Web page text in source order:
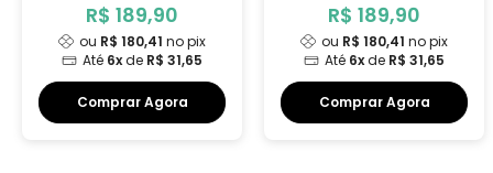
R$ 189,90
ou R$ 180,41 no pix
Até 6xde R$ 31,65
Comprar Agora
R$ 189,90
ou R$ 180,41 no pix
Até 6xde R$ 31,65
Comprar Agora